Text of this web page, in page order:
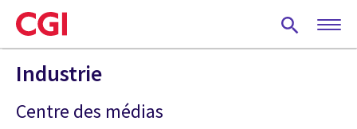
Skip
to
main
content
Industrie
Centre des médias